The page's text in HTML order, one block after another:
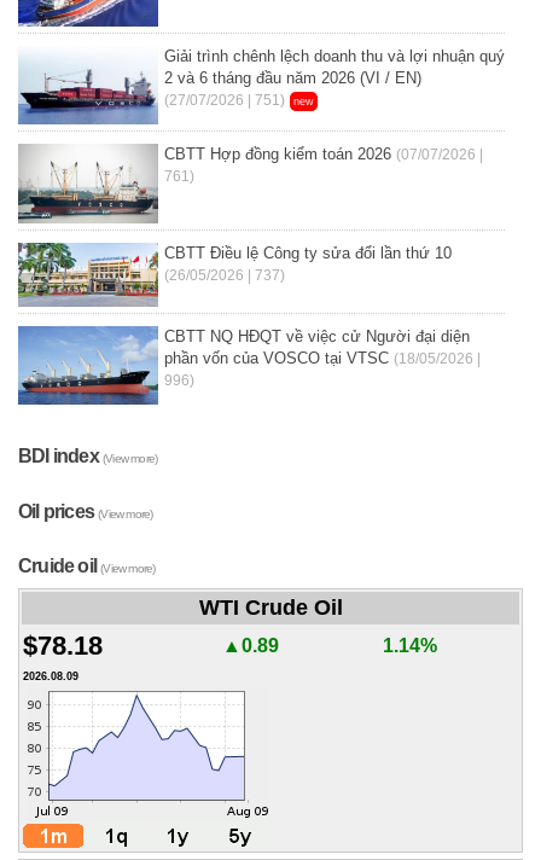
Giải trình chênh lệch doanh thu và lợi nhuận quý
2 và 6 tháng đầu năm 2026 (VI / EN)
(27/07/2026 | 751) new
CBTT Hợp đồng kiểm toán 2026 (07/07/2026 |
761)
CBTT Điều lệ Công ty sửa đổi lần thứ 10
(26/05/2026 | 737)
CBTT NQ HĐQT về việc cử Người đại diện
phần vốn của VOSCO tại VTSC (18/05/2026 |
996)
BDI index(View more)
Oil prices(View more)
Cruide oil(View more)
WTI Crude Oil
$78.18 ▲0.89 1.14%
2026.08.09